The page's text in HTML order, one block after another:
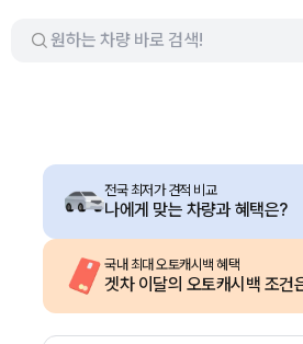
전국 최저가 견적 비교
나에게 맞는 차량과 혜택은?
국내 최대 오토캐시백 혜택
겟차 이달의 오토캐시백 조건